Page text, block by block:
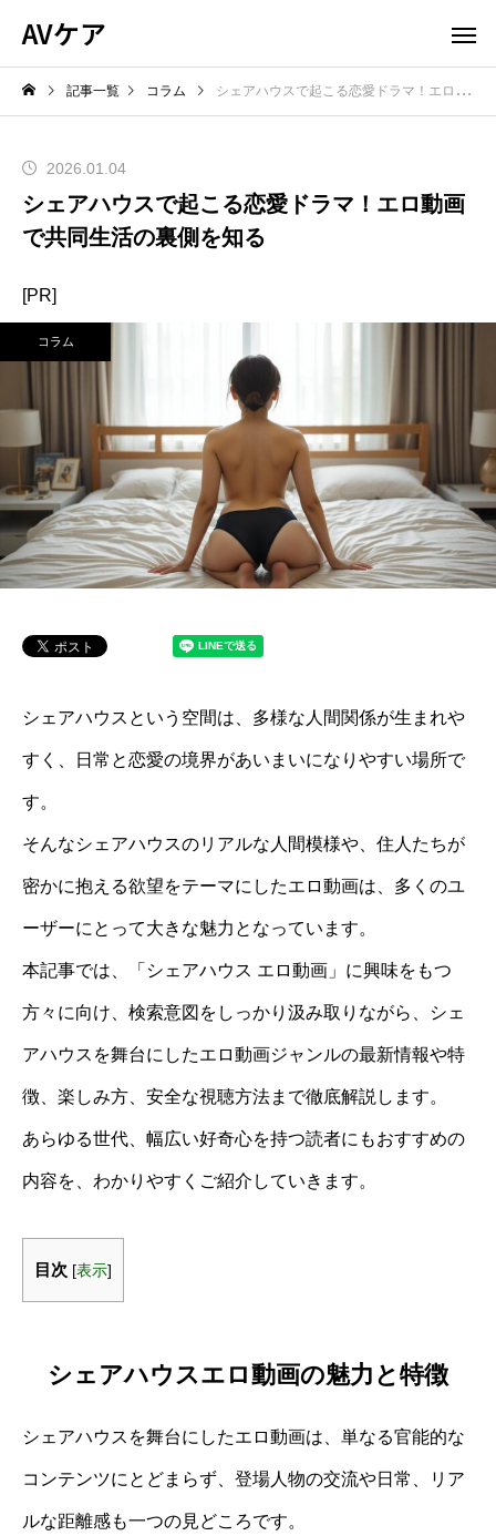
AVケア
記事一覧 コラム シェアハウスで起こる恋愛ドラマ！エロ動画で共同生活の裏側を知る
2026.01.04
シェアハウスで起こる恋愛ドラマ！エロ動画
で共同生活の裏側を知る
[PR]
コラム
シェアハウスという空間は、多様な人間関係が生まれや
すく、日常と恋愛の境界があいまいになりやすい場所で
す。
そんなシェアハウスのリアルな人間模様や、住人たちが
密かに抱える欲望をテーマにしたエロ動画は、多くのユ
ーザーにとって大きな魅力となっています。
本記事では、「シェアハウス エロ動画」に興味をもつ
方々に向け、検索意図をしっかり汲み取りながら、シェ
アハウスを舞台にしたエロ動画ジャンルの最新情報や特
徴、楽しみ方、安全な視聴方法まで徹底解説します。
あらゆる世代、幅広い好奇心を持つ読者にもおすすめの
内容を、わかりやすくご紹介していきます。
目次 [表示]
シェアハウスエロ動画の魅力と特徴
シェアハウスを舞台にしたエロ動画は、単なる官能的な
コンテンツにとどまらず、登場人物の交流や日常、リア
ルな距離感も一つの見どころです。